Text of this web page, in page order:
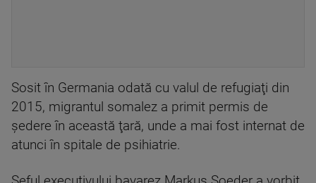
Sosit în Germania odată cu valul de refugiaţi din
2015, migrantul somalez a primit permis de
şedere în această ţară, unde a mai fost internat de
atunci în spitale de psihiatrie.